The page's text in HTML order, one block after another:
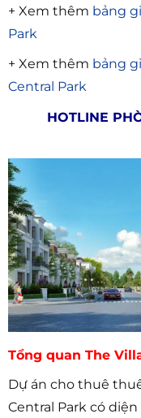
+ Xem thêm bảng
Park
+ Xem thêm bảng
Central Park
HOTLINE
Tổng quan The
Dự án cho thuê
Central Park có